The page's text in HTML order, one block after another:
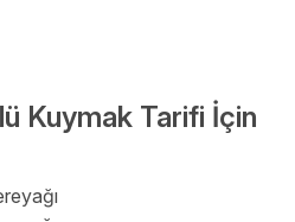
Kuymak Tarifi İçin